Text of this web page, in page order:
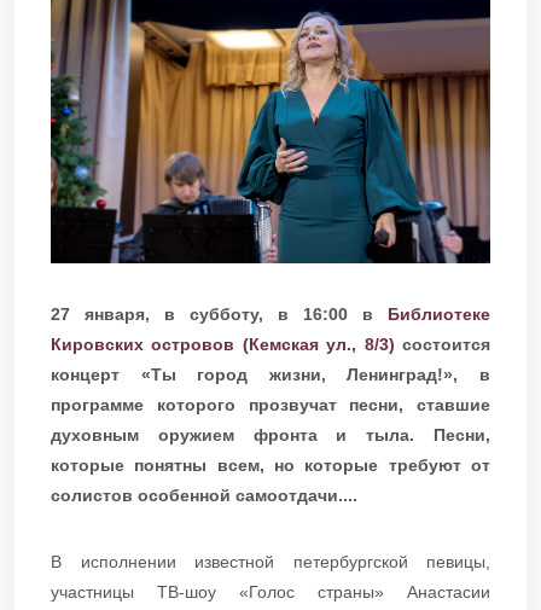
27 января, в субботу, в 16:00 в Библиотеке
Кировских островов (Кемская ул., 8/3) состоится
концерт «Ты город жизни, Ленинград!», в
программе которого прозвучат песни, ставшие
духовным оружием фронта и тыла. Песни,
которые понятны всем, но которые требуют от
солистов особенной самоотдачи....
В исполнении известной петербургской певицы,
участницы ТВ-шоу «Голос страны» Анастасии